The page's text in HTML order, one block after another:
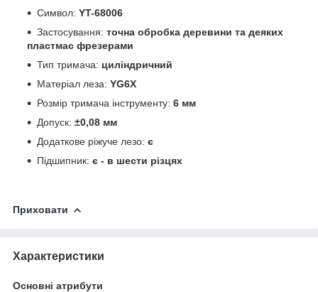
Символ: YT-68006
Застосування: точна обробка деревини та деяких
пластмас фрезерами
Тип тримача: циліндричний
Матеріал леза: YG6X
Розмір тримача інструменту: 6 мм
Допуск: ±0,08 мм
Додаткове ріжуче лезо: є
Підшипник: є - в шести різцях
Приховати
Характеристики
Основні атрибути